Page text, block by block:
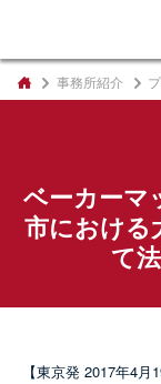
事務所紹介
ベーカーマ
市における
て
【東京発 2017年4